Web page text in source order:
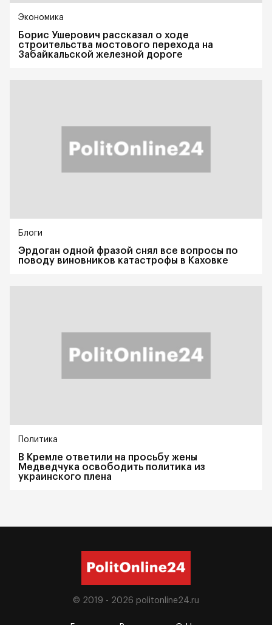
Экономика
Борис Ушерович рассказал о ходе
строительства мостового перехода на
Забайкальской железной дороге
Блоги
Эрдоган одной фразой снял все вопросы по
поводу виновников катастрофы в Каховке
Политика
В Кремле ответили на просьбу жены
Медведчука освободить политика из
украинского плена
© 2019 - 2026 politonline24.ru